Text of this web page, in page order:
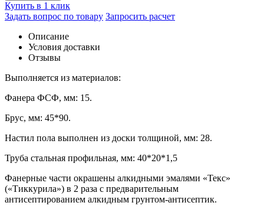
Купить в 1 клик
Задать вопрос по товару Запросить расчет
Описание
Условия доставки
Отзывы
Выполняется из материалов:
Фанера ФСФ, мм: 15.
Брус, мм: 45*90.
Настил пола выполнен из доски толщиной, мм: 28.
Труба стальная профильная, мм: 40*20*1,5
Фанерные части окрашены алкидными эмалями «Текс»
(«Тиккурила») в 2 раза с предварительным
антисептированием алкидным грунтом-антисептик.